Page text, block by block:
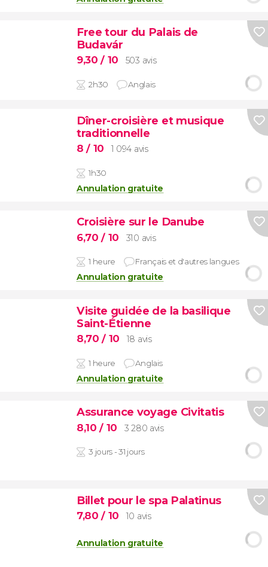
Free tour du Palais de
Budavár
9,30/ 10 503 avis
2h30 Anglais
Dîner-croisière et musique
traditionnelle
8/ 10 1 094 avis
1h30
Annulation gratuite
Croisière sur le Danube
6,70/ 10 310 avis
1 heure Français et d'autres langues
Annulation gratuite
Visite guidée de la basilique
Saint-Étienne
8,70/ 10 18 avis
1 heure Anglais
Annulation gratuite
Assurance voyage Civitatis
8,10/ 10 3 280 avis
3 jours - 31 jours
Billet pour le spa Palatinus
7,80/ 10 10 avis
Annulation gratuite